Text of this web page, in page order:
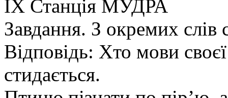
ΙΧ Станція МУДРА
Завдання. З окремих слів
Відповідь: Хто мови
стидається.